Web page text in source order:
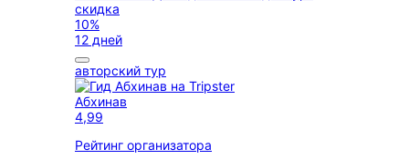
скидка
10%
12 дней
авторский тур
Абхинав
4,99
Рейтинг организатора